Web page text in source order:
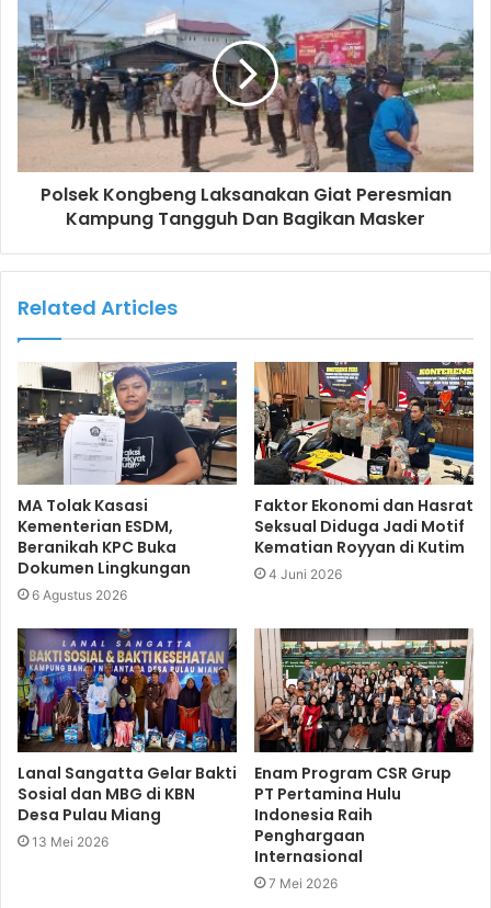
Polsek Kongbeng Laksanakan Giat Peresmian
Kampung Tangguh Dan Bagikan Masker
Related Articles
MA Tolak Kasasi
Kementerian ESDM,
Beranikah KPC Buka
Dokumen Lingkungan
6 Agustus 2026
Faktor Ekonomi dan Hasrat
Seksual Diduga Jadi Motif
Kematian Royyan di Kutim
4 Juni 2026
Lanal Sangatta Gelar Bakti
Sosial dan MBG di KBN
Desa Pulau Miang
13 Mei 2026
Enam Program CSR Grup
PT Pertamina Hulu
Indonesia Raih
Penghargaan
Internasional
7 Mei 2026